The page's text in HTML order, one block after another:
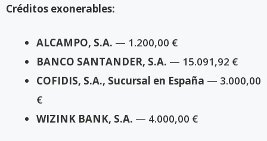
Créditos exonerables:
ALCAMPO, S.A. — 1.200,00 €
BANCO SANTANDER, S.A. — 15.091,92 €
COFIDIS, S.A., Sucursal en España — 3.000,00
€
WIZINK BANK, S.A. — 4.000,00 €